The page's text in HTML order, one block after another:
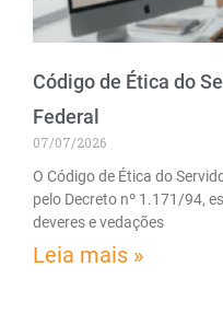
Código de Ética do
Federal
07/07/2026
O Código de Ética do
pelo Decreto nº 1.171/94,
deveres e vedações
Leia mais »